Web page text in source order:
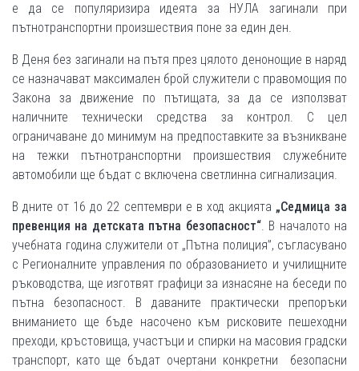
е да се популяризира идеята за НУЛА загинали при
пътнотранспортни произшествия поне за един ден.
В Деня без загинали на пътя през цялото денонощие в наряд
се назначават максимален брой служители с правомощия по
Закона за движение по пътищата, за да се използват
наличните технически средства за контрол. С цел
ограничаване до минимум на предпоставките за възникване
на тежки пътнотранспортни произшествия служебните
автомобили ще бъдат с включена светлинна сигнализация.
В дните от 16 до 22 септември e в ход акцията „Седмица за
превенция на детската пътна безопасност“. В началото на
учебната година служители от „Пътна полиция”, съгласувано
с Регионалните управления по образованието и училищните
ръководства, ще изготвят графици за изнасяне на беседи по
пътна безопасност. В даваните практически препоръки
вниманието ще бъде насочено към рисковите пешеходни
преходи, кръстовища, участъци и спирки на масовия градски
транспорт, като ще бъдат очертани конкретни безопасни